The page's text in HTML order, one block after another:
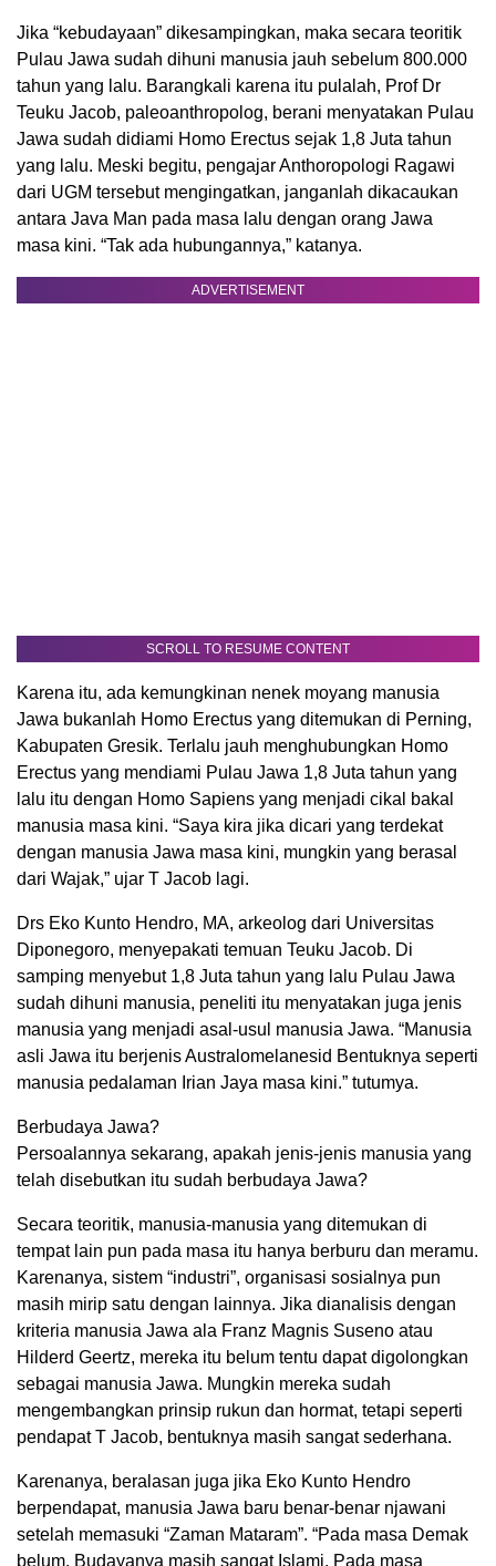
Jika “kebudayaan” dikesampingkan, maka secara teoritik
Pulau Jawa sudah dihuni manusia jauh sebelum 800.000
tahun yang lalu. Barangkali karena itu pulalah, Prof Dr
Teuku Jacob, paleoanthropolog, berani menyatakan Pulau
Jawa sudah didiami Homo Erectus sejak 1,8 Juta tahun
yang lalu. Meski begitu, pengajar Anthoropologi Ragawi
dari UGM tersebut mengingatkan, janganlah dikacaukan
antara Java Man pada masa lalu dengan orang Jawa
masa kini. “Tak ada hubungannya,” katanya.
ADVERTISEMENT
SCROLL TO RESUME CONTENT
Karena itu, ada kemungkinan nenek moyang manusia
Jawa bukanlah Homo Erectus yang ditemukan di Perning,
Kabupaten Gresik. Terlalu jauh menghubungkan Homo
Erectus yang mendiami Pulau Jawa 1,8 Juta tahun yang
lalu itu dengan Homo Sapiens yang menjadi cikal bakal
manusia masa kini. “Saya kira jika dicari yang terdekat
dengan manusia Jawa masa kini, mungkin yang berasal
dari Wajak,” ujar T Jacob lagi.
Drs Eko Kunto Hendro, MA, arkeolog dari Universitas
Diponegoro, menyepakati temuan Teuku Jacob. Di
samping menyebut 1,8 Juta tahun yang lalu Pulau Jawa
sudah dihuni manusia, peneliti itu menyatakan juga jenis
manusia yang menjadi asal-usul manusia Jawa. “Manusia
asli Jawa itu berjenis Australomelanesid Bentuknya seperti
manusia pedalaman Irian Jaya masa kini.” tutumya.
Berbudaya Jawa?
Persoalannya sekarang, apakah jenis-jenis manusia yang
telah disebutkan itu sudah berbudaya Jawa?
Secara teoritik, manusia-manusia yang ditemukan di
tempat lain pun pada masa itu hanya berburu dan meramu.
Karenanya, sistem “industri”, organisasi sosialnya pun
masih mirip satu dengan lainnya. Jika dianalisis dengan
kriteria manusia Jawa ala Franz Magnis Suseno atau
Hilderd Geertz, mereka itu belum tentu dapat digolongkan
sebagai manusia Jawa. Mungkin mereka sudah
mengembangkan prinsip rukun dan hormat, tetapi seperti
pendapat T Jacob, bentuknya masih sangat sederhana.
Karenanya, beralasan juga jika Eko Kunto Hendro
berpendapat, manusia Jawa baru benar-benar njawani
setelah memasuki “Zaman Mataram”. “Pada masa Demak
belum. Budayanya masih sangat Islami. Pada masa